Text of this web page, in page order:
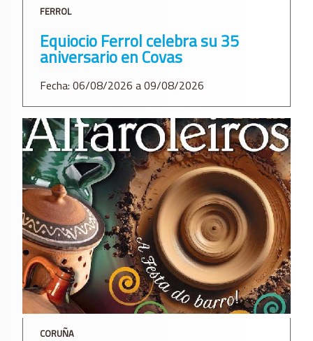
FERROL
Equiocio Ferrol celebra su 35
aniversario en Covas
Fecha: 06/08/2026 a 09/08/2026
CORUÑA